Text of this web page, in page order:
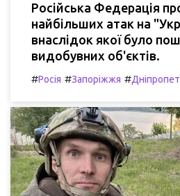
Російська Федерація
найбільших атак на
внаслідок якої було
видобувних об'єктів.
#Росія #Запоріжжя #